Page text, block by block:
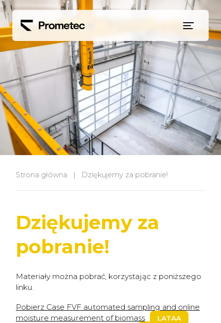
Strona główna | Dziękujemy za pobranie!
Dziękujemy za
pobranie!
Materiały można pobrać, korzystając z poniższego
linku.
Pobierz Case FVF automated sampling and online
moisture measurement of biomass
LATAA